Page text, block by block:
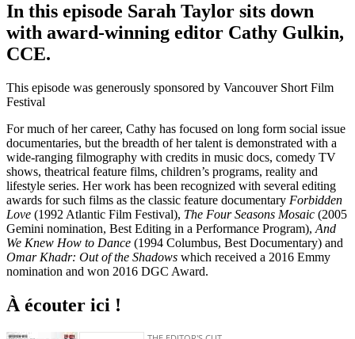
In this episode Sarah Taylor sits down
with award-winning editor Cathy Gulkin,
CCE.
This episode was generously sponsored by Vancouver Short Film
Festival
For much of her career, Cathy has focused on long form social issue
documentaries, but the breadth of her talent is demonstrated with a
wide-ranging filmography with credits in music docs, comedy TV
shows, theatrical feature films, children’s programs, reality and
lifestyle series. Her work has been recognized with several editing
awards for such films as the classic feature documentary Forbidden
Love (1992 Atlantic Film Festival), The Four Seasons Mosaic (2005
Gemini nomination, Best Editing in a Performance Program), And
We Knew How to Dance (1994 Columbus, Best Documentary) and
Omar Khadr: Out of the Shadows which received a 2016 Emmy
nomination and won 2016 DGC Award.
À écouter ici !